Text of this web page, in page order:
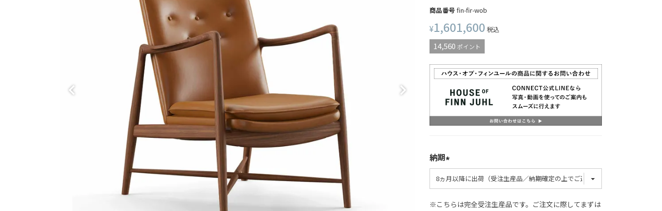
商品番号 fin-fir-wob
¥1,601,600 税込
14,560 ポイント
納期
※こちらは完全受注生産品です。ご注文に際してまずは